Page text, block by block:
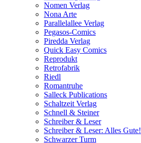
Nomen Verlag
Nona Arte
Parallelallee Verlag
Pegasos-Comics
Piredda Verlag
Quick Easy Comics
Reprodukt
Retrofabrik
Riedl
Romantruhe
Salleck Publications
Schaltzeit Verlag
Schnell & Steiner
Schreiber & Leser
Schreiber & Leser: Alles Gute!
Schwarzer Turm